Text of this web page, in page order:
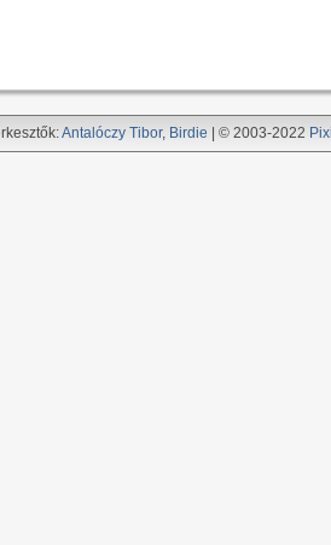
Antalóczy Tibor, Birdie | © 2003-2022